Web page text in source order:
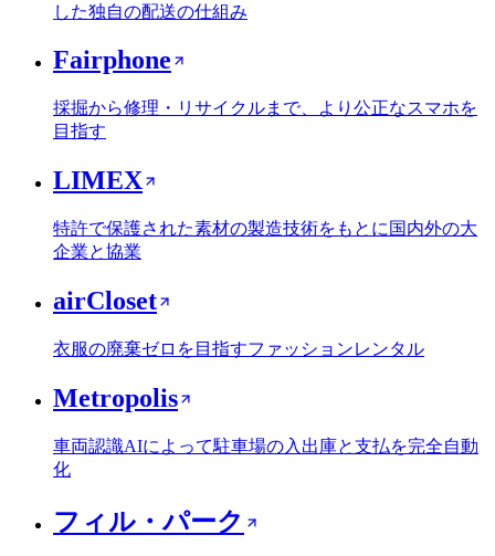
した独自の配送の仕組み
Fairphone
採掘から修理・リサイクルまで、より公正なスマホを
目指す
LIMEX
特許で保護された素材の製造技術をもとに国内外の大
企業と協業
airCloset
衣服の廃棄ゼロを目指すファッションレンタル
Metropolis
車両認識AIによって駐車場の入出庫と支払を完全自動
化
フィル・パーク